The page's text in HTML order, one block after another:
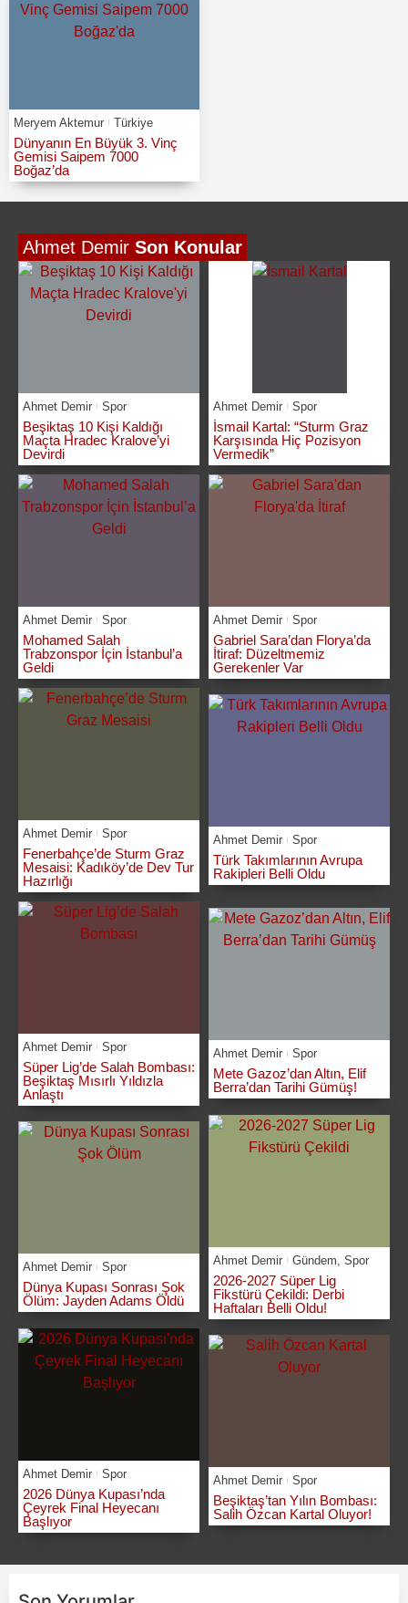
Meryem Aktemur Türkiye
Dünyanın En Büyük 3. Vinç
Gemisi Saipem 7000
Boğaz’da
Ahmet Demir Son Konular
Ahmet Demir Spor
Beşiktaş 10 Kişi Kaldığı
Maçta Hradec Kralove’yi
Devirdi
Ahmet Demir Spor
İsmail Kartal: “Sturm Graz
Karşısında Hiç Pozisyon
Vermedik”
Ahmet Demir Spor
Mohamed Salah
Trabzonspor İçin İstanbul’a
Geldi
Ahmet Demir Spor
Gabriel Sara’dan Florya’da
İtiraf: Düzeltmemiz
Gerekenler Var
Ahmet Demir Spor
Fenerbahçe’de Sturm Graz
Mesaisi: Kadıköy’de Dev Tur
Hazırlığı
Ahmet Demir Spor
Türk Takımlarının Avrupa
Rakipleri Belli Oldu
Ahmet Demir Spor
Süper Lig’de Salah Bombası:
Beşiktaş Mısırlı Yıldızla
Anlaştı
Ahmet Demir Spor
Mete Gazoz’dan Altın, Elif
Berra’dan Tarihi Gümüş!
Ahmet Demir Spor
Dünya Kupası Sonrası Şok
Ölüm: Jayden Adams Öldü
Ahmet Demir Gündem Spor
2026-2027 Süper Lig
Fikstürü Çekildi: Derbi
Haftaları Belli Oldu!
Ahmet Demir Spor
2026 Dünya Kupası’nda
Çeyrek Final Heyecanı
Başlıyor
Ahmet Demir Spor
Beşiktaş’tan Yılın Bombası:
Salih Özcan Kartal Oluyor!